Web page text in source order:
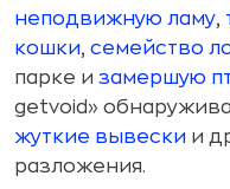
неподвижную ламу,
кошки, семейство
парке и замершую
getvoid»
жуткие вывески и
разложения.